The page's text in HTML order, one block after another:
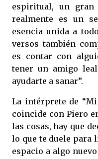
espiritual, un gran
realmente es un
esencia unida a
versos también
es contar con
tener un amigo
ayudarte a sanar”.
La intérprete de “Mi
coincide con Piero
las cosas, hay que
lo que te duele para
espacio a algo